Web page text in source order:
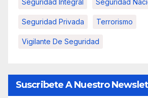
Seguridad Integral Seguridad
Seguridad Privada Terrorismo
Vigilante De Seguridad
Suscribete A Nuestro